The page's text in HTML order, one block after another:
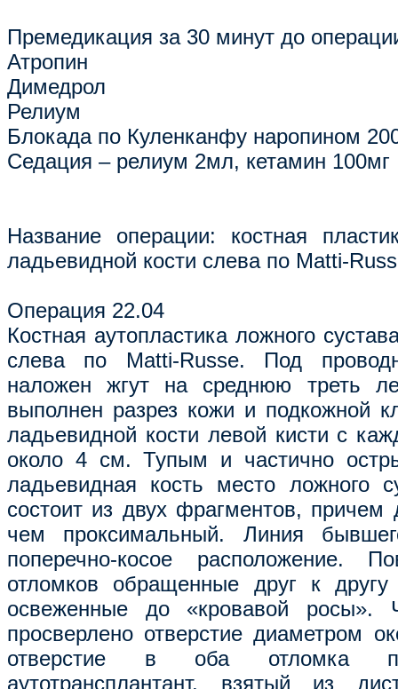
Премедикация за 30 минут до
Атропин
Димедрол
Релиум
Блокада по Куленканфу наропином
Седация – релиум 2мл, кетамин 100мг
Название операции: костная
ладьевидной кости слева по Matti-
Операция 22.04
Костная аутопластика ложного
слева по Matti-Russe. Под
наложен жгут на среднюю треть
выполнен разрез кожи и подкожной
ладьевидной кости левой кисти с
около 4 см. Тупым и частично
ладьевидная кость место ложного
состоит из двух фрагментов,
чем проксимальный. Линия
поперечно-косое расположение.
отломков обращенные друг к
освеженные до «кровавой росы».
просверлено отверстие диаметром
отверстие в оба отломка
аутотрансплантант, взятый из